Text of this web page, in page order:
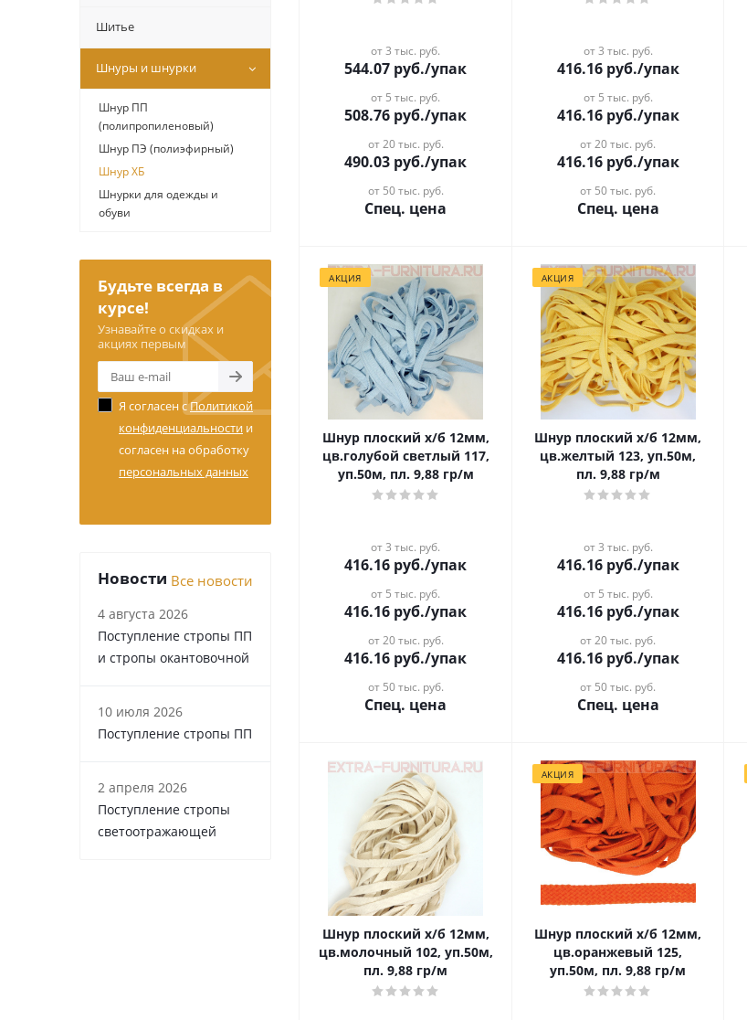
от 3 тыс. руб.
544.07 руб./упак
от 5 тыс. руб.
508.76 руб./упак
от 20 тыс. руб.
490.03 руб./упак
от 50 тыс. руб.
Спец. цена
от 3 тыс. руб.
416.16руб./упак
от 5 тыс. руб.
416.16руб./упак
от 20 тыс. руб.
416.16руб./упак
от 50 тыс. руб.
Спец. цена
АКЦИЯ
Шнур плоский х/б 12мм,
цв.голубой светлый 117,
уп.50м, пл. 9,88 гр/м
от 3 тыс. руб.
416.16 руб./упак
от 5 тыс. руб.
416.16 руб./упак
от 20 тыс. руб.
416.16 руб./упак
от 50 тыс. руб.
Спец. цена
АКЦИЯ
Шнур плоский х/б 12мм,
цв.желтый 123, уп.50м,
пл. 9,88 гр/м
от 3 тыс. руб.
416.16руб./упак
от 5 тыс. руб.
416.16руб./упак
от 20 тыс. руб.
416.16руб./упак
от 50 тыс. руб.
Спец. цена
Шнур плоский х/б 12мм,
цв.молочный 102, уп.50м,
пл. 9,88 гр/м
АКЦИЯ
Шнур плоский х/б 12мм,
цв.оранжевый 125,
уп.50м, пл. 9,88 гр/м
Шитье
Шнуры и шнурки
Шнур ПП
(полипропиленовый)
Шнур ПЭ (полиэфирный)
Шнур ХБ
Шнурки для одежды и
обуви
Будьте всегда в
курсе!
Узнавайте о скидках и
акциях первым
Я согласен сПолитикой
конфиденциальности и
согласен на обработку
персональных данных
Новости Все новости
4 августа 2026
Поступление стропы ПП
и стропы окантовочной
10 июля 2026
Поступление стропы ПП
2 апреля 2026
Поступление стропы
светоотражающей